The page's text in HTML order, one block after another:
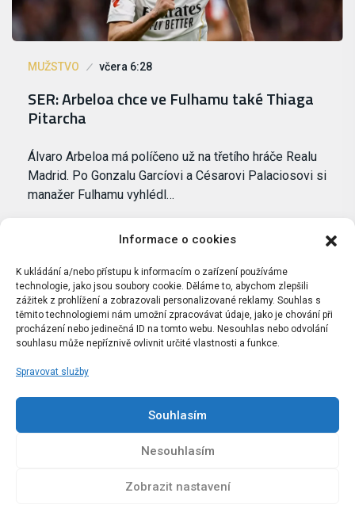
Informace o cookies
K ukládání a/nebo přístupu k informacím o zařízení používáme
technologie, jako jsou soubory cookie. Děláme to, abychom zlepšili
zážitek z prohlížení a zobrazovali personalizované reklamy. Souhlas s
těmito technologiemi nám umožní zpracovávat údaje, jako je chování při
procházení nebo jedinečná ID na tomto webu. Nesouhlas nebo odvolání
souhlasu může nepříznivě ovlivnit určité vlastnosti a funkce.
Spravovat služby
Souhlasím
Nesouhlasím
Zobrazit nastavení
MUŽSTVO včera 6:28
SER: Arbeloa chce ve Fulhamu také Thiaga
Pitarcha
Álvaro Arbeloa má políčeno už na třetího hráče Realu
Madrid. Po Gonzalu Garcíovi a Césarovi Palaciosovi si
manažer Fulhamu vyhlédl…